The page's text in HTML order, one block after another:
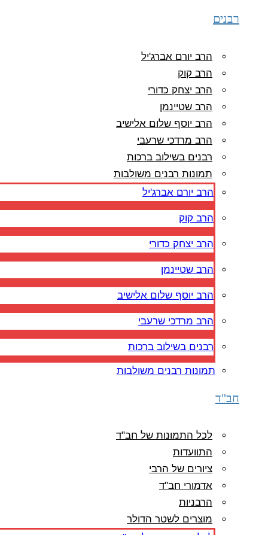
הרב יורם אברג'יל
הרב קוק
הרב יצחק כדורי
הרב שטיינמן
הרב יוסף שלום אלישיב
הרב מרדכי שרעבי
רבנים בשילוב ברכות
תמונות רבנים משולבות
הרב יורם אברג'יל
הרב קוק
הרב יצחק כדורי
הרב שטיינמן
הרב יוסף שלום אלישיב
הרב מרדכי שרעבי
רבנים בשילוב ברכות
תמונות רבנים משולבות
לכל התמונות של חב"ד
התוועדות
ציורים של הרבי
אדמורי חב"ד
הרבניות
מוצרים לשטר הדולר